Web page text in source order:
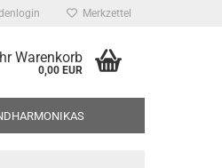
Merkzettel
Warenkorb
0,00 EUR